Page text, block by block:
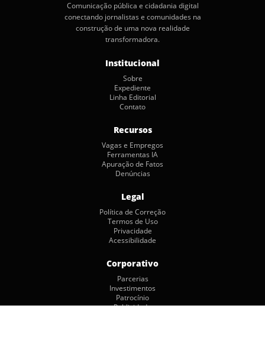
Comunicação pública e cidadania digital
conectando jornalistas e comunidades na
construção de uma nova realidade
transformadora.
Institucional
Sobre
Expediente
Linha Editorial
Contato
Recursos
Vagas e Empregos
Ferramentas IA
Apuração de Fatos
Denúncias
Legal
Política de Correção
Termos de Uso
Privacidade
Acessibilidade
Corporativo
Parcerias
Investimentos
Patrocínio
Publicidade